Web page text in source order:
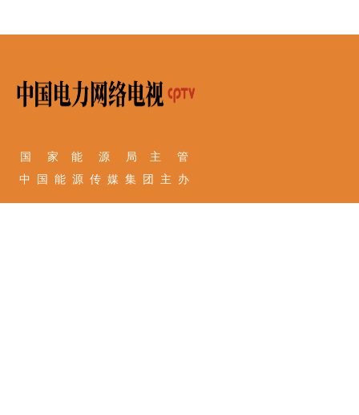
国 家 能 源 局 主 管
中 国 能 源 传 媒 集 团 主 办